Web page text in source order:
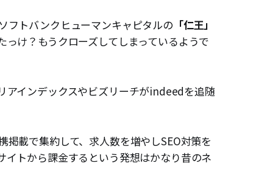
フトバンクヒューマンキャピタルの 「仁王」
け？もうクローズしてしまっているようで
アインデックス​やビズリーチがindeedを追随
載で集約して、求人数を増やしSEO対策を
イトから課金するという発想はかなり昔のネ